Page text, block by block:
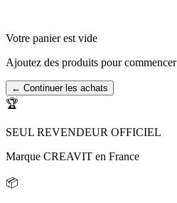
Votre panier est vide
Ajoutez des produits pour commencer
← Continuer les achats
🏆
SEUL REVENDEUR OFFICIEL
Marque CREAVIT en France
📦